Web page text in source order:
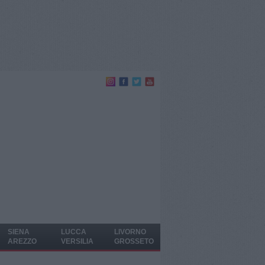
SIENA
AREZZO
LUCCA
VERSILIA
LIVORNO
GROSSETO